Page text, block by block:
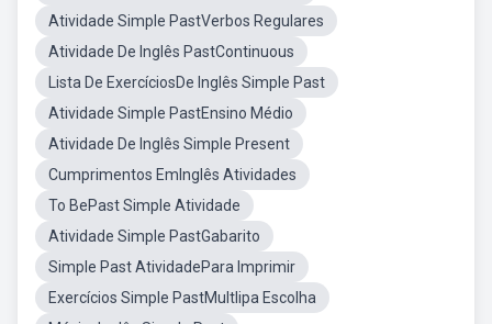
Atividade Simple PastVerbos Regulares
Atividade De Inglês PastContinuous
Lista De ExercíciosDe Inglês Simple Past
Atividade Simple PastEnsino Médio
Atividade De Inglês Simple Present
Cumprimentos EmInglês Atividades
To BePast Simple Atividade
Atividade Simple PastGabarito
Simple Past AtividadePara Imprimir
Exercícios Simple PastMultlipa Escolha